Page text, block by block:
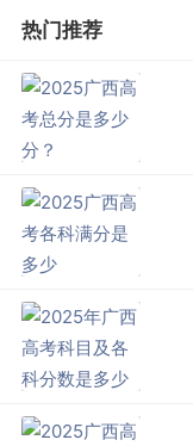
热门推荐